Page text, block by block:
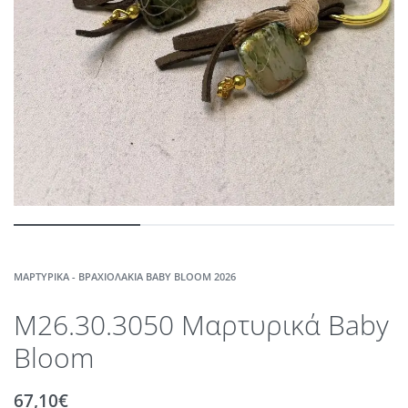
ΜΑΡΤΥΡΙΚΆ - ΒΡΑΧΙΟΛΆΚΙΑ BABY BLOOM 2026
M26.30.3050 Μαρτυρικά Baby
Bloom
67,10€